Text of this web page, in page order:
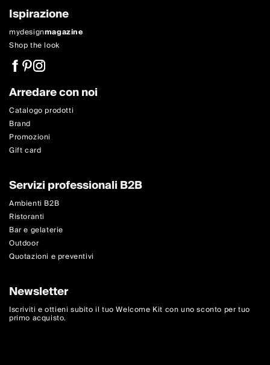
Ispirazione
mydesignmagazine
Shop the look
Arredare con noi
Catalogo prodotti
Brand
Promozioni
Gift card
Servizi professionali B2B
Ambienti B2B
Ristoranti
Bar e gelaterie
Outdoor
Quotazioni e preventivi
Newsletter
Iscriviti e ottieni subito il tuo Welcome Kit con uno sconto per tuo
primo acquisto.